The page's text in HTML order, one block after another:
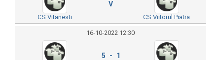
CS Vitanesti
V
CS Viitorul Piatra
16-10-2022 12:30
5 - 1